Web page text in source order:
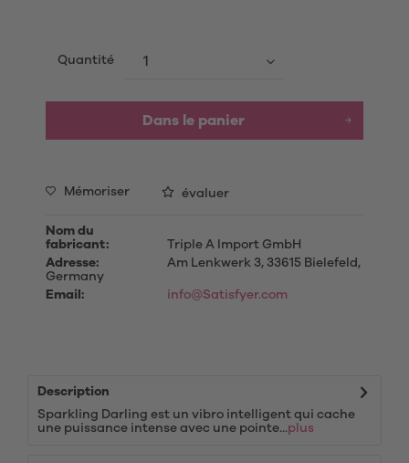
Quantité
Dans le panier
Mémoriser évaluer
Nom du
fabricant:
Triple A Import GmbH
Adresse:
Am Lenkwerk 3, 33615 Bielefeld,
Germany
Email:
info@Satisfyer.com
Description
Sparkling Darling est un vibro intelligent qui cache
une puissance intense avec une pointe...plus